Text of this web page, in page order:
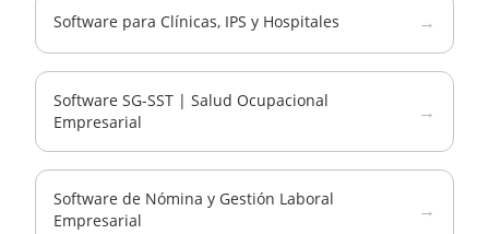
Software para Clínicas, IPS y Hospitales →
Software SG-SST | Salud Ocupacional
Empresarial
→
Software de Nómina y Gestión Laboral
Empresarial
→